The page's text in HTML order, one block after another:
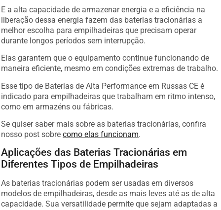
E a alta capacidade de armazenar energia e a eficiência na
liberação dessa energia fazem das baterias tracionárias a
melhor escolha para empilhadeiras que precisam operar
durante longos períodos sem interrupção.
Elas garantem que o equipamento continue funcionando de
maneira eficiente, mesmo em condições extremas de trabalho.
Esse tipo de Baterias de Alta Performance em Russas CE é
indicado para empilhadeiras que trabalham em ritmo intenso,
como em armazéns ou fábricas.
Se quiser saber mais sobre as baterias tracionárias, confira
nosso post sobrecomo elas funcionam.
Aplicações das Baterias Tracionárias em
Diferentes Tipos de Empilhadeiras
As baterias tracionárias podem ser usadas em diversos
modelos de empilhadeiras, desde as mais leves até as de alta
capacidade. Sua versatilidade permite que sejam adaptadas a